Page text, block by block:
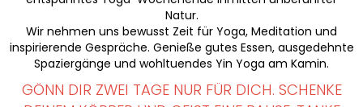
Natur.
Wir nehmen uns bewusst Zeit für Yoga, Meditation und
inspirierende Gespräche. Genieße gutes Essen, ausgedehnte
Spaziergänge und wohltuendes Yin Yoga am Kamin.
GÖNN DIR ZWEI TAGE NUR FÜR DICH. SCHENKE